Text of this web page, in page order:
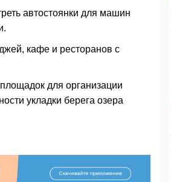
автостоянки для машин
кафе и ресторанов с
для организации
укладки берега озера